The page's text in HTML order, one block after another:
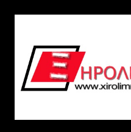
Μετάβαση στο